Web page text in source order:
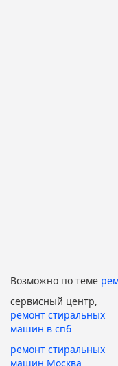
Возможно по теме
сервисный центр,
ремонт стиральных
машин в спб
ремонт стиральных
машин Москва